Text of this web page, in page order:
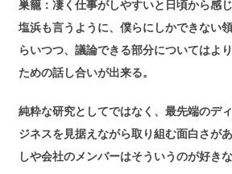
巣籠：凄く仕事がしやすいと日頃から感じ
塩浜も言うように、僕らにしかできない
らいつつ、議論できる部分についてはよ
ための話し合いが出来る。
純粋な研究としてではなく、最先端のデ
ジネスを見据えながら取り組む面白さが
しや会社のメンバーはそういうのが好き